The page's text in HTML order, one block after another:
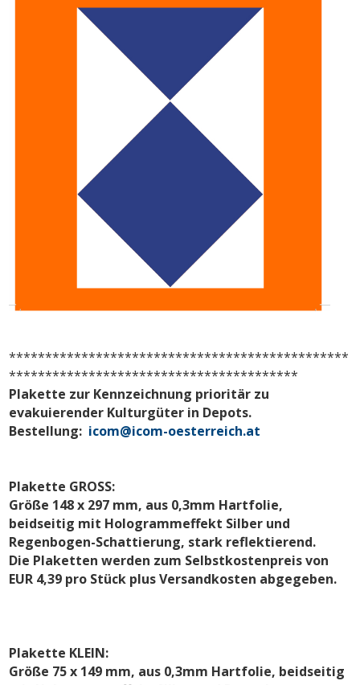
***********************************************
****************************************
Plakette zur Kennzeichnung prioritär zu
evakuierender Kulturgüter in Depots.
Bestellung: icom@icom-oesterreich.at
Plakette GROSS:
Größe 148 x 297 mm, aus 0,3mm Hartfolie,
beidseitig mit Hologrammeffekt Silber und
Regenbogen-Schattierung, stark reflektierend.
Die Plaketten werden zum Selbstkostenpreis von
EUR 4,39 pro Stück plus Versandkosten abgegeben.
Plakette KLEIN:
Größe 75 x 149 mm, aus 0,3mm Hartfolie, beidseitig